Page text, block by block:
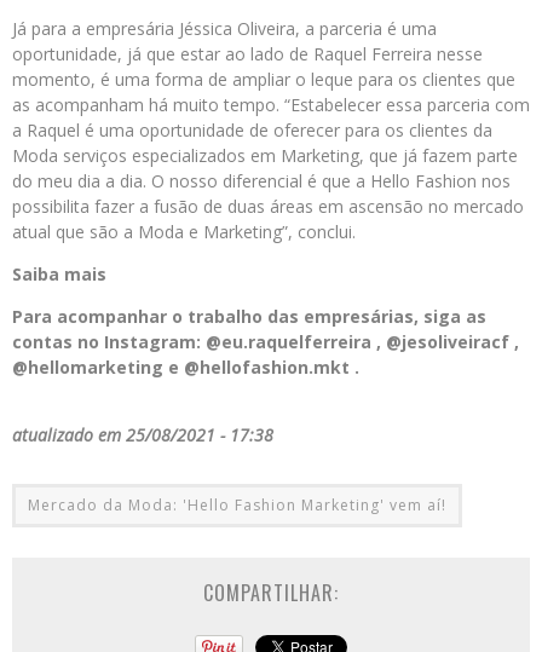
Já para a empresária Jéssica Oliveira, a parceria é uma
oportunidade, já que estar ao lado de Raquel Ferreira nesse
momento, é uma forma de ampliar o leque para os clientes que
as acompanham há muito tempo. “Estabelecer essa parceria com
a Raquel é uma oportunidade de oferecer para os clientes da
Moda serviços especializados em Marketing, que já fazem parte
do meu dia a dia. O nosso diferencial é que a Hello Fashion nos
possibilita fazer a fusão de duas áreas em ascensão no mercado
atual que são a Moda e Marketing”, conclui.
Saiba mais
Para acompanhar o trabalho das empresárias, siga as
contas no Instagram: @eu.raquelferreira , @jesoliveiracf ,
@hellomarketing e @hellofashion.mkt .
atualizado em 25/08/2021 - 17:38
Mercado da Moda: 'Hello Fashion Marketing' vem aí!
COMPARTILHAR: